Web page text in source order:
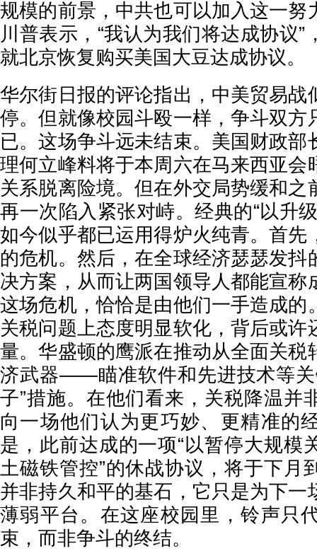
规模的前景，中共也可以加入这一努
川普表示，“我认为我们将达成协议
就北京恢复购买美国大豆达成协议。
华尔街日报的评论指出，中美贸易战
停。但就像校园斗殴一样，争斗双方
已。这场争斗远未结束。美国财政部
理何立峰料将于本周六在马来西亚会
关系脱离险境。但在外交局势缓和之
再一次陷入紧张对峙。经典的“以升
如今似乎都已运用得炉火纯青。首先
的危机。然后，在全球经济瑟瑟发抖
决方案，从而让两国领导人都能宣称
这场危机，恰恰是由他们一手造成的
关税问题上态度明显软化，背后或许
量。华盛顿的鹰派在推动从全面关税
济武器——瞄准软件和先进技术等关
子”措施。在他们看来，关税降温并
向一场他们认为更巧妙、更精准的
是，此前达成的一项“以暂停大规模
土磁铁管控”的休战协议，将于下月
并非持久和平的基石，它只是为下一
薄弱平台。在这座校园里，铃声只
束，而非争斗的终结。